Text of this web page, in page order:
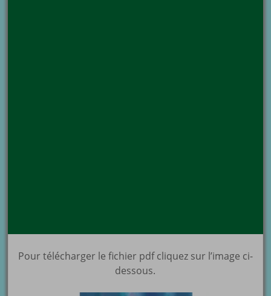
Pour télécharger le fichier pdf cliquez sur l’image ci-
dessous.